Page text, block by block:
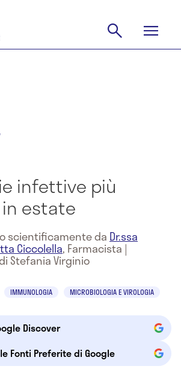
infettive più
estate
scientificamente da Dr.ssa
Ciccolella, Farmacista |
Stefania Virginio
IMMUNOLOGIA MICROBIOLOGIA E VIROLOGIA
Discover
Fonti Preferite di Google